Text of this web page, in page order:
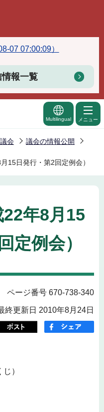
07 07:00:09）
報一覧
Multilingual メニュー
会
議会の情報公開
15日発行・第2回定例会）
年8月15
定例会）
ページ番号 670-738-340
終更新日 2010年8月24日
）